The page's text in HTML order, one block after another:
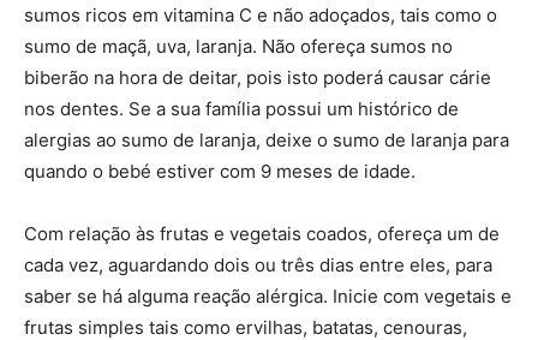
sumos ricos em vitamina C e não adoçados, tais como o
sumo de maçã, uva, laranja. Não ofereça sumos no
biberão na hora de deitar, pois isto poderá causar cárie
nos dentes. Se a sua família possui um histórico de
alergias ao sumo de laranja, deixe o sumo de laranja para
quando o bebé estiver com 9 meses de idade.
Com relação às frutas e vegetais coados, ofereça um de
cada vez, aguardando dois ou três dias entre eles, para
saber se há alguma reação alérgica. Inicie com vegetais e
frutas simples tais como ervilhas, batatas, cenouras,